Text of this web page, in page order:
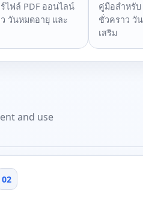
ไฟล์ PDF ออนไลน์
วันหมดอายุ และ
คู่มือสำหรั
ชั่วคราว วั
เสริม
and use
02